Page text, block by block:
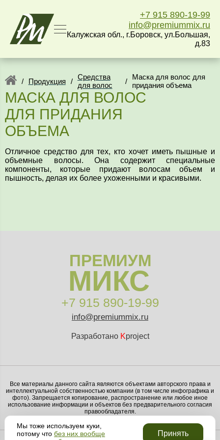
+7 915 890-19-99
info@premiummix.ru
Калужская обл., г.Боровск, ул.Большая,
д.83
/ Продукция /
Средства
для волос
/
Маска для волос для
придания объема
МАСКА ДЛЯ ВОЛОС
ДЛЯ ПРИДАНИЯ
ОБЪЕМА
Отличное средство для тех, кто хочет иметь пышные и
объемные волосы. Она содержит специальные
компоненты, которые придают волосам объем и
пышность, делая их более ухоженными и красивыми.
ПРЕМИУМ
МИКС
+7 915 890-19-99
info@premiummix.ru
Разработано Kproject
Все материалы данного сайта являются объектами авторского права и
интеллектуальной собственностью компании (в том числе инфографика и
фото). Запрещается копирование, распространение или любое иное
использование информации и объектов без предварительного согласия
правообладателя.
Мы тоже используем куки,
потому что без них вообще
Принять